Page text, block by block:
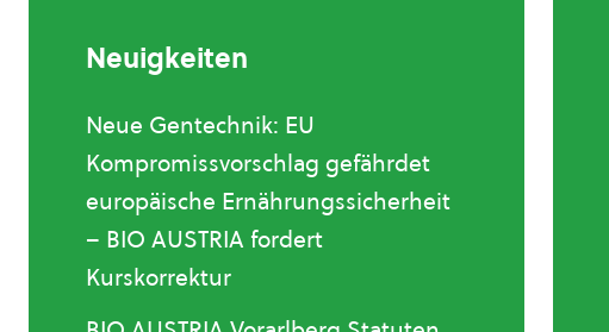
Neuigkeiten
Neue Gentechnik: EU
Kompromissvorschlag gefährdet
europäische Ernährungssicherheit
– BIO AUSTRIA fordert
Kurskorrektur